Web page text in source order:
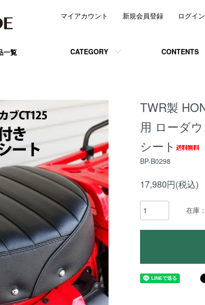
一覧 CATEGORY CONTENTS
マイアカウント 新規会員登録 ログイン
TWR製
用 ローダ
シート
BP-B0298
17,980円(税込)
在庫